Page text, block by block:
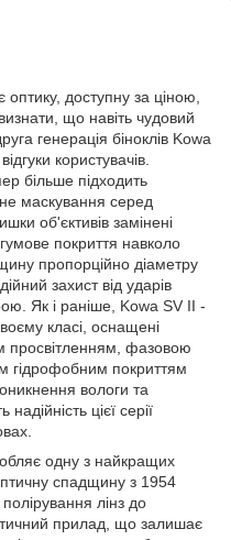
оптику, доступну за ціною,
що навіть чудовий
генерація біноклів Kowa
користувачів.
більше підходить
маскування серед
об'єктивів замінені
покриття навколо
пропорційно діаметру
захист від ударів
Як і раніше, Kowa SV II -
класі, оснащені
просвітленням, фазовою
гідрофобним покриттям
вологи та
цієї серії
одну з найкращих
спадщину з 1954
лінз до
прилад, що залишає